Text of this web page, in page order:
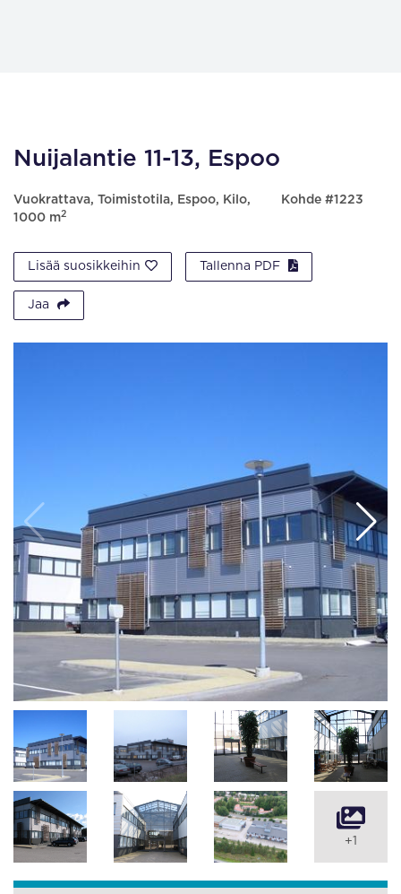
Nuijalantie 11-13, Espoo
Vuokrattava, Toimistotila, Espoo, Kilo,
1000 m2
Kohde #1223
Lisää suosikkeihin Tallenna PDF
Jaa
+1